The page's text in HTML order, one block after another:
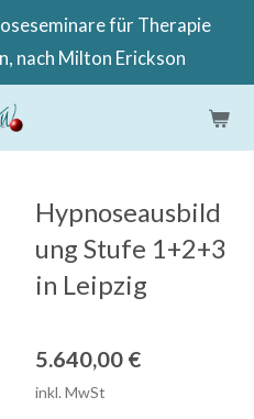
für Therapie
nach Milton Erickson
Hypnoseausbild
ung Stufe 1+2+3
in Leipzig
5.640,00 €
inkl. MwSt